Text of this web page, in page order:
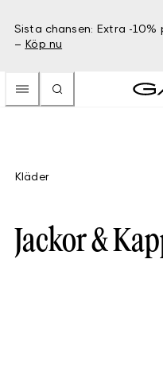
Sista chansen: Extra -
– Köp nu
Kläder
Jackor &